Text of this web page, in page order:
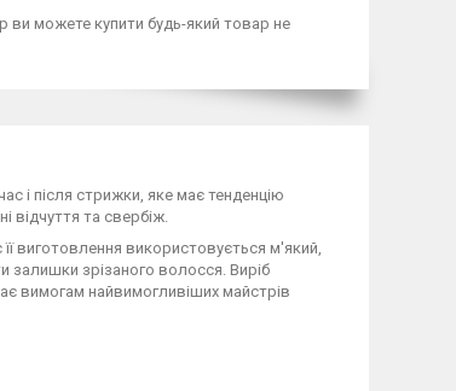
ви можете купити будь-який товар не
і після стрижки, яке має тенденцію
відчуття та свербіж.
виготовлення використовується м'який,
залишки зрізаного волосся. Виріб
вимогам найвимогливіших майстрів